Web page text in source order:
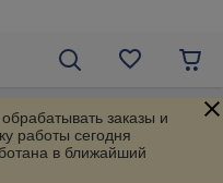
заказы и
работы сегодня
в ближайший